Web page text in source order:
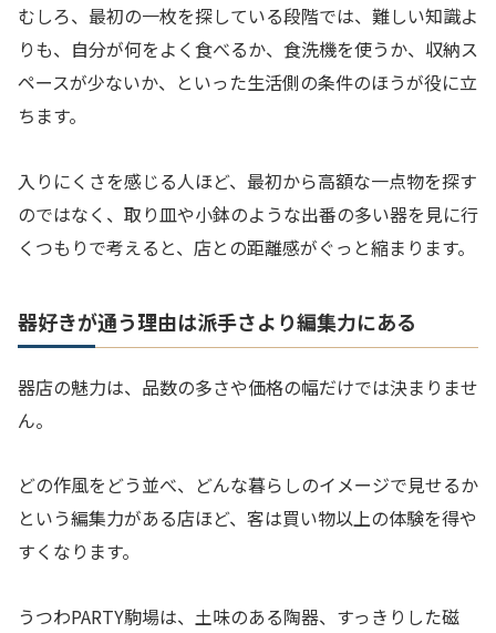
むしろ、最初の一枚を探している段階では、難しい知識よ
りも、自分が何をよく食べるか、食洗機を使うか、収納ス
ペースが少ないか、といった生活側の条件のほうが役に立
ちます。
入りにくさを感じる人ほど、最初から高額な一点物を探す
のではなく、取り皿や小鉢のような出番の多い器を見に行
くつもりで考えると、店との距離感がぐっと縮まります。
器好きが通う理由は派手さより編集力にある
器店の魅力は、品数の多さや価格の幅だけでは決まりませ
ん。
どの作風をどう並べ、どんな暮らしのイメージで見せるか
という編集力がある店ほど、客は買い物以上の体験を得や
すくなります。
うつわPARTY駒場は、土味のある陶器、すっきりした磁